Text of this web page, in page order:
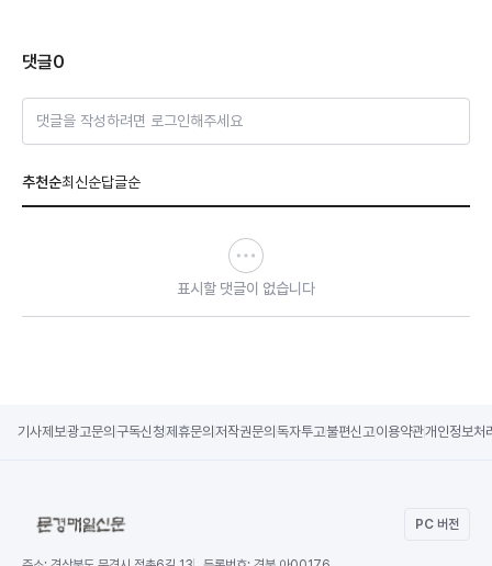
댓글0
댓글을 작성하려면 로그인해주세요
추천순최신순답글순
표시할 댓글이 없습니다
기사제보광고문의 구독신청제휴문의 저작권문의 독자투고불편신고이용약관개인정보처
PC 버전